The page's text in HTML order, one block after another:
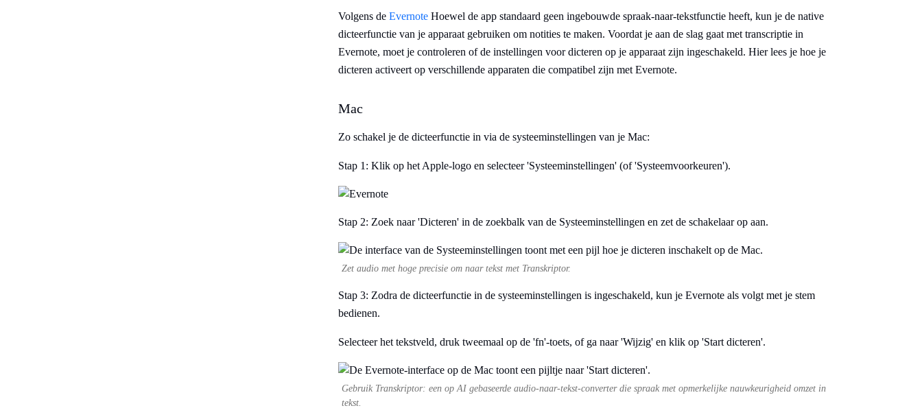
Volgens de Evernote Hoewel de app standaard geen ingebouwde spraak-naar-tekstfunctie heeft, kun je de native
dicteerfunctie van je apparaat gebruiken om notities te maken. Voordat je aan de slag gaat met transcriptie in
Evernote, moet je controleren of de instellingen voor dicteren op je apparaat zijn ingeschakeld. Hier lees je hoe je
dicteren activeert op verschillende apparaten die compatibel zijn met Evernote.
Mac
Zo schakel je de dicteerfunctie in via de systeeminstellingen van je Mac:
Stap 1: Klik op het Apple-logo en selecteer 'Systeeminstellingen' (of 'Systeemvoorkeuren').
Stap 2: Zoek naar 'Dicteren' in de zoekbalk van de Systeeminstellingen en zet de schakelaar op aan.
Zet audio met hoge precisie om naar tekst met Transkriptor.
Stap 3: Zodra de dicteerfunctie in de systeeminstellingen is ingeschakeld, kun je Evernote als volgt met je stem
bedienen.
Selecteer het tekstveld, druk tweemaal op de 'fn'-toets, of ga naar 'Wijzig' en klik op 'Start dicteren'.
Gebruik Transkriptor: een op AI gebaseerde audio-naar-tekst-converter die spraak met opmerkelijke nauwkeurigheid omzet in
tekst.